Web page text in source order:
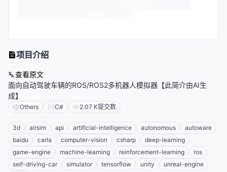
项目介绍
查看原文
面向自动驾驶车辆的ROS/ROS2多机器人模拟器【此简介由AI生
成】
Others C# 2.07 K提交数
3d airsim api artificial-intelligence autonomous
autoware
baidu
carla computer-vision csharp
deep-learning
game-engine
machine-learning reinforcement-learning
ros
self-driving-car
simulator tensorflow unity
unreal-engine